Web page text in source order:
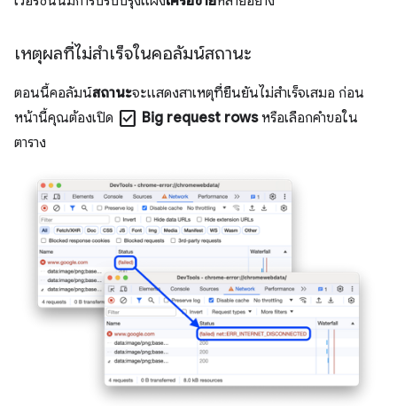
เหตุผลที่ไม่สำเร็จในคอลัมน์สถานะ
ตอนนี้คอลัมน์สถานะจะแสดงสาเหตุที่ยืนยันไม่สำเร็จเสมอ ก่อน
หน้านี้คุณต้องเปิด check_box Big request rowsหรือเลือกคำขอใน
ตาราง